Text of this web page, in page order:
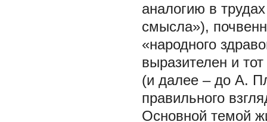
аналогию в
смысла»),
«народного
выразителен и
(и далее – до А.
правильного
Основной темой